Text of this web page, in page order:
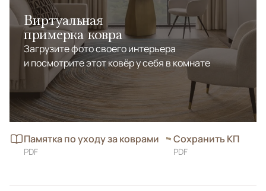
Виртуальная
примерка ковра
Загрузите фото своего интерьера
и посмотрите этот ковёр у себя в комнате
Памятка по уходу за коврами
PDF
Сохранить КП
PDF